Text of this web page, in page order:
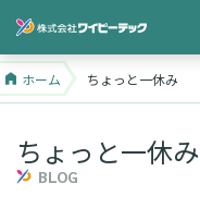
ホーム ちょっと一休み
ちょっと一休み
BLOG